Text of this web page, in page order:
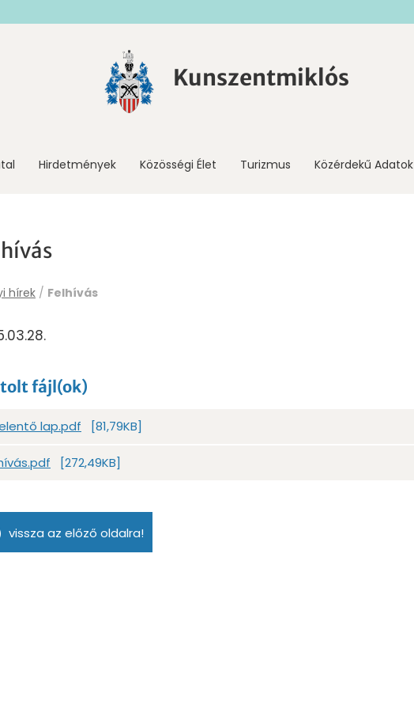
Kunszentmiklós
Hirdetmények Közösségi Élet Turizmus Közérdekű Adatok
hírek / Felhívás
fájl(ok)
lap.pdf [81,79KB]
[272,49KB]
vissza az előző oldalra!